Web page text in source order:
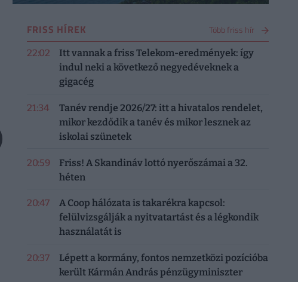
FRISS HÍREK Több friss hír
22:02
Itt vannak a friss Telekom-eredmények: így
indul neki a következő negyedéveknek a
gigacég
21:34
Tanév rendje 2026/27: itt a hivatalos rendelet,
mikor kezdődik a tanév és mikor lesznek az
iskolai szünetek
20:59
Friss! A Skandináv lottó nyerőszámai a 32.
héten
20:47
A Coop hálózata is takarékra kapcsol:
felülvizsgálják a nyitvatartást és a légkondik
használatát is
20:37
Lépett a kormány, fontos nemzetközi pozícióba
került Kármán András pénzügyminiszter